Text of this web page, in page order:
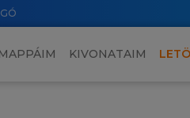
MAPPÁIM KIVONATAIM